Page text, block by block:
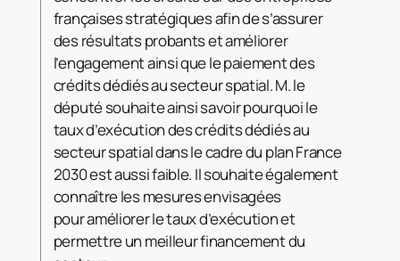
françaises stratégiques afin de s’assurer
des résultats probants et améliorer
l’engagement ainsi que le paiement des
crédits dédiés au secteur spatial. M. le
député souhaite ainsi savoir pourquoi le
taux d’exécution des crédits dédiés au
secteur spatial dans le cadre du plan France
2030 est aussi faible. Il souhaite également
connaître les mesures envisagées
pour améliorer le taux d’exécution et
permettre un meilleur financement du